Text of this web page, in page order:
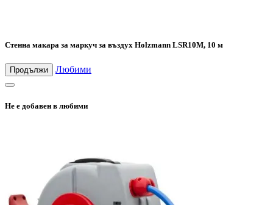
Стенна макара за маркуч за въздух Holzmann LSR10M, 10 м
Продължи Любими
Не е добавен в любими